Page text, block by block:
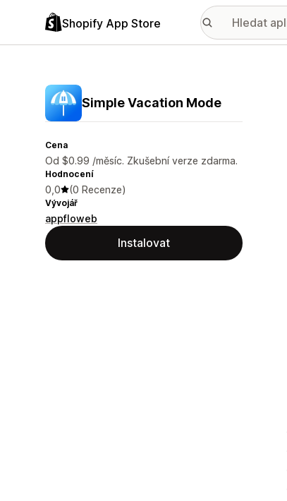
Shopify App Store
Simple Vacation Mode
Cena
Od $0.99 /měsíc. Zkušební verze zdarma.
Hodnocení
0,0 (0 Recenze)
Vývojář
appfloweb
Instalovat